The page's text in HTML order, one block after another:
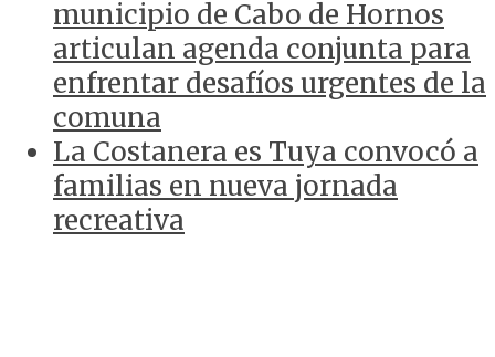
municipio de Cabo de Hornos
articulan agenda conjunta para
enfrentar desafíos urgentes de la
comuna
La Costanera es Tuya convocó a
familias en nueva jornada
recreativa